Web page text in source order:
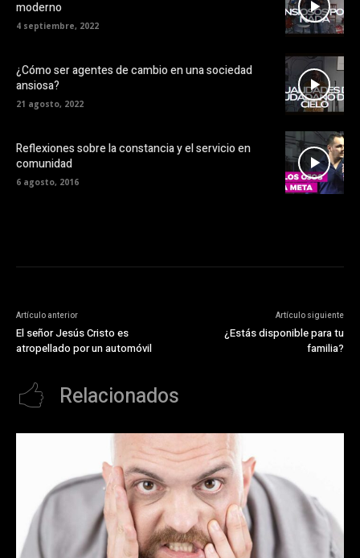
moderno
4 septiembre, 2022
¿Cómo ser agentes de cambio en una sociedad
ansiosa?
21 agosto, 2022
Reflexiones sobre la constancia y el servicio en
comunidad
6 agosto, 2016
Artículo anterior
El señor Jesús Cristo es
atropellado por un automóvil
Artículo siguiente
¿Estás disponible para tu
familia?
Relacionados